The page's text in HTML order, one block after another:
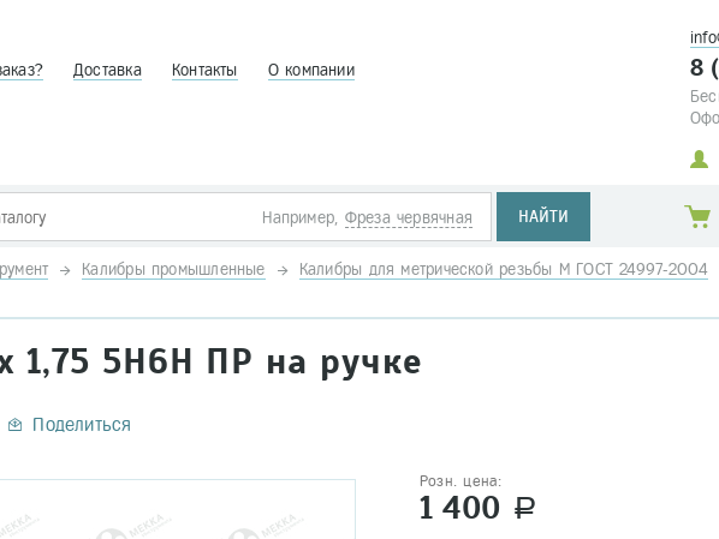
Доставка Контакты О компании 8
Например, Фреза червячная НАЙТИ
Калибры промышленные
Калибры для метрической резьбы М ГОСТ 24997-2004
1,75 5H6Н ПР на ручке
Поделиться
Розн. цена:
1 400 a